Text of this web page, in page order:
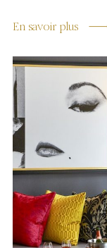
En savoir plus